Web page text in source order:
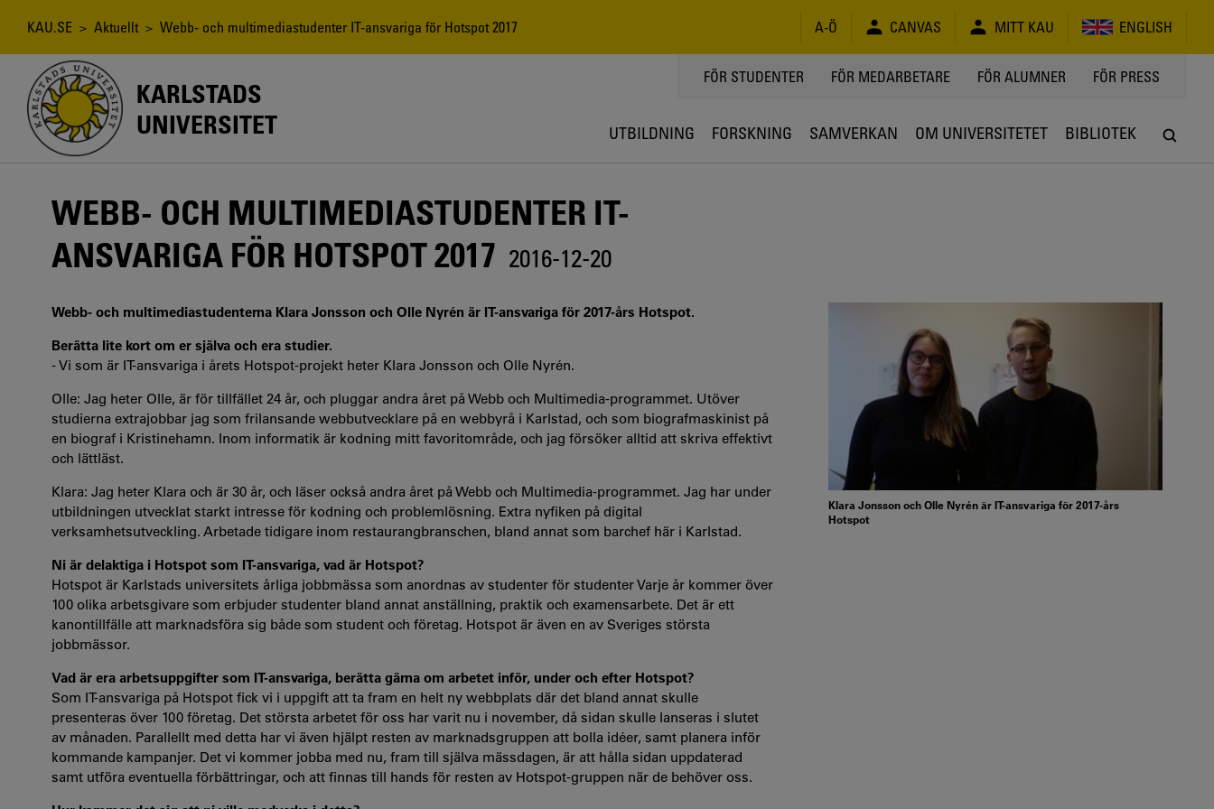
Länkstig
KAU.SE > Aktuellt > Webb- och multimediastudenter IT-ansvariga för Hotspot 2017 A-Ö CANVAS MITT KAU ENGLISH
KARLSTADS
UNIVERSITET
TOPPMENY
FÖR STUDENTER FÖR MEDARBETARE FÖR ALUMNER FÖR PRESS
UTBILDNING FORSKNING SAMVERKAN OM UNIVERSITETET BIBLIOTEK
WEBB- OCH MULTIMEDIASTUDENTER IT-
ANSVARIGA FÖR HOTSPOT 2017 2016-12-20
Webb- och multimediastudenterna Klara Jonsson och Olle Nyrén är IT-ansvariga för 2017-års Hotspot.
Berätta lite kort om er själva och era studier.
- Vi som är IT-ansvariga i årets Hotspot-projekt heter Klara Jonsson och Olle Nyrén.
Olle: Jag heter Olle, är för tillfället 24 år, och pluggar andra året på Webb och Multimedia-programmet. Utöver
studierna extrajobbar jag som frilansande webbutvecklare på en webbyrå i Karlstad, och som biografmaskinist på
en biograf i Kristinehamn. Inom informatik är kodning mitt favoritområde, och jag försöker alltid att skriva effektivt
och lättläst.
Klara: Jag heter Klara och är 30 år, och läser också andra året på Webb och Multimedia-programmet. Jag har under
utbildningen utvecklat starkt intresse för kodning och problemlösning. Extra nyfiken på digital
verksamhetsutveckling. Arbetade tidigare inom restaurangbranschen, bland annat som barchef här i Karlstad.
Ni är delaktiga i Hotspot som IT-ansvariga, vad är Hotspot?
Hotspot är Karlstads universitets årliga jobbmässa som anordnas av studenter för studenter Varje år kommer över
100 olika arbetsgivare som erbjuder studenter bland annat anställning, praktik och examensarbete. Det är ett
kanontillfälle att marknadsföra sig både som student och företag. Hotspot är även en av Sveriges största
jobbmässor.
Vad är era arbetsuppgifter som IT-ansvariga, berätta gärna om arbetet inför, under och efter Hotspot?
Som IT-ansvariga på Hotspot fick vi i uppgift att ta fram en helt ny webbplats där det bland annat skulle
presenteras över 100 företag. Det största arbetet för oss har varit nu i november, då sidan skulle lanseras i slutet
av månaden. Parallellt med detta har vi även hjälpt resten av marknadsgruppen att bolla idéer, samt planera inför
kommande kampanjer. Det vi kommer jobba med nu, fram till själva mässdagen, är att hålla sidan uppdaterad
samt utföra eventuella förbättringar, och att finnas till hands för resten av Hotspot-gruppen när de behöver oss.
Klara Jonsson och Olle Nyrén är IT-ansvariga för 2017-års
Hotspot